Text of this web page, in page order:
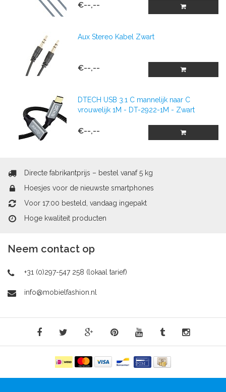
€--,--
Aux Stereo Kabel Zwart
€--,--
DTECH USB 3.1 C mannelijk naar C
vrouwelijk 1M - DT-2922-1M - Zwart
€--,--
Directe fabrikantprijs – bestel vanaf 5 kg
Hoesjes voor de nieuwste smartphones
Voor 17:00 besteld, vandaag ingepakt
Hoge kwaliteit producten
Neem contact op
+31 (0)297-547 258 (lokaal tarief)
info@mobielfashion.nl